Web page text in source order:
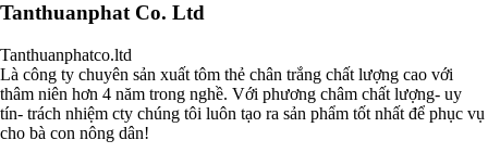
Tanthuanphat Co. Ltd
Tanthuanphatco.ltd
Là công ty chuyên sản xuất tôm thẻ chân trắng chất lượng cao với
thâm niên hơn 4 năm trong nghề. Với phương châm chất lượng- uy
tín- trách nhiệm cty chúng tôi luôn tạo ra sản phẩm tốt nhất để phục vụ
cho bà con nông dân!